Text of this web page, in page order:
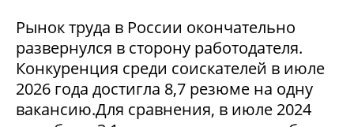
Рынок труда в России окончательно
развернулся в сторону работодателя.
Конкуренция среди соискателей в июле
2026 года достигла 8,7 резюме на одну
вакансию.Для сравнения, в июле 2024